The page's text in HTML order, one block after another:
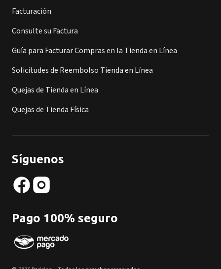
Facturación
Consulte su Factura
Guía para Facturar Compras en la Tienda en Línea
Solicitudes de Reembolso Tienda en Línea
Quejas de Tienda en Línea
Quejas de Tienda Física
Síguenos
Pago 100% seguro